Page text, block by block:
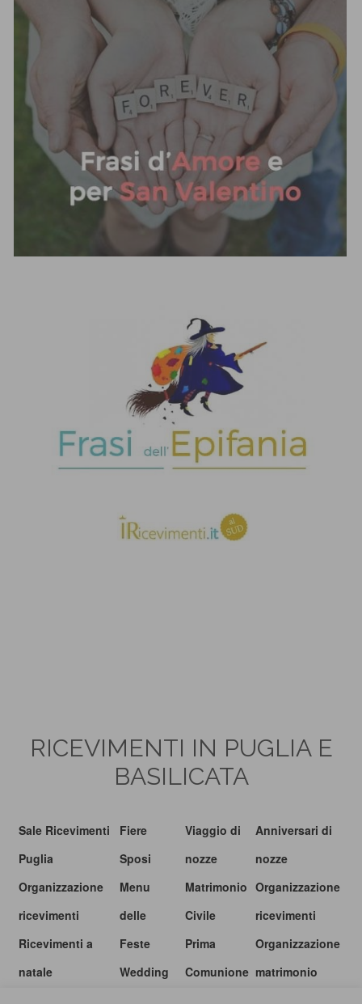
RICEVIMENTI IN PUGLIA E
BASILICATA
Sale Ricevimenti
Puglia
Organizzazione
ricevimenti
Ricevimenti a
natale
Fiere
Sposi
Menu
delle
Feste
Wedding
Viaggio di
nozze
Matrimonio
Civile
Prima
Comunione
Anniversari di
nozze
Organizzazione
ricevimenti
Organizzazione
matrimonio